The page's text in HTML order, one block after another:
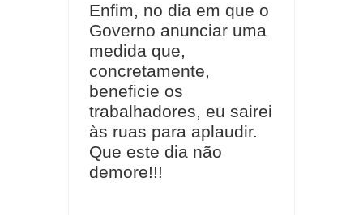
Enfim, no dia em que o
Governo anunciar uma
medida que,
concretamente,
beneficie os
trabalhadores, eu sairei
às ruas para aplaudir.
Que este dia não
demore!!!